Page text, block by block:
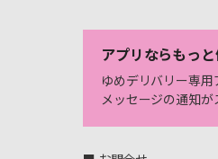
アプリならもっ
ゆめデリバリー専用
メッセージの通知が